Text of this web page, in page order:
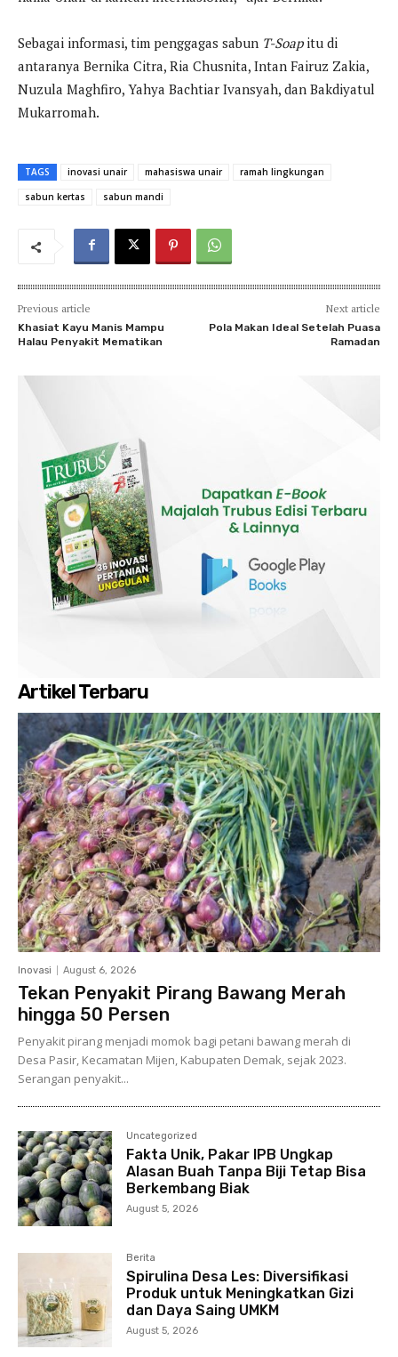
Sebagai informasi, tim penggagas sabun T-Soap itu di
antaranya Bernika Citra, Ria Chusnita, Intan Fairuz Zakia,
Nuzula Maghfiro, Yahya Bachtiar Ivansyah, dan Bakdiyatul
Mukarromah.
TAGS inovasi unair mahasiswa unair
ramah lingkungan
sabun kertas
sabun mandi
Previous article
Khasiat Kayu Manis Mampu
Halau Penyakit Mematikan
Next article
Pola Makan Ideal Setelah Puasa
Ramadan
Artikel Terbaru
Inovasi August 6, 2026
Tekan Penyakit Pirang Bawang Merah
hingga 50 Persen
Penyakit pirang menjadi momok bagi petani bawang merah di
Desa Pasir, Kecamatan Mijen, Kabupaten Demak, sejak 2023.
Serangan penyakit...
Uncategorized
Fakta Unik, Pakar IPB Ungkap
Alasan Buah Tanpa Biji Tetap Bisa
Berkembang Biak
August 5, 2026
Berita
Spirulina Desa Les: Diversifikasi
Produk untuk Meningkatkan Gizi
dan Daya Saing UMKM
August 5, 2026